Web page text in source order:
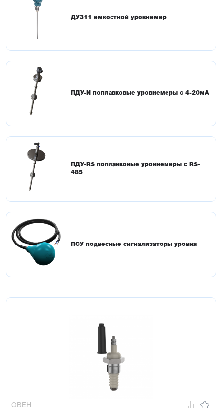
ДУ311 емкостной уровнемер
ПДУ-И поплавковые уровнемеры с 4-20мА
ПДУ-RS поплавковые уровнемеры с RS-
485
ПСУ подвесные сигнализаторы уровня
ОВЕН